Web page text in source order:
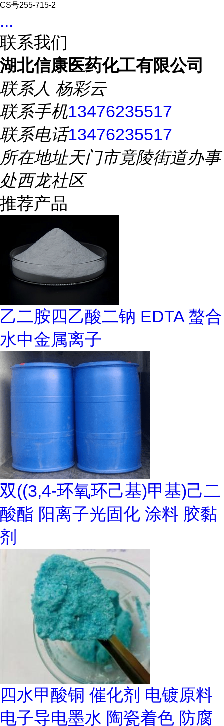
CS号255-715-2
...
联系我们
湖北信康医药化工有限公司
联系人 杨彩云
联系手机13476235517
联系电话13476235517
所在地址天门市竟陵街道办事
处西龙社区
推荐产品
乙二胺四乙酸二钠 EDTA 螯合
水中金属离子
双((3,4-环氧环己基)甲基)己二
酸酯 阳离子光固化 涂料 胶黏
剂
四水甲酸铜 催化剂 电镀原料
电子导电墨水 陶瓷着色 防腐